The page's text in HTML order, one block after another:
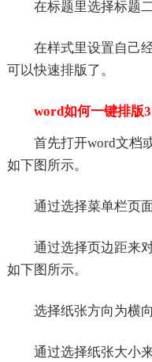
在标题里选择标题二
在样式里设置自己
可以快速排版了。
word如何一键排版3
首先打开word文档
如下图所示。
通过选择菜单栏页
通过选择页边距来
如下图所示。
选择纸张方向为横
通过选择纸张大小